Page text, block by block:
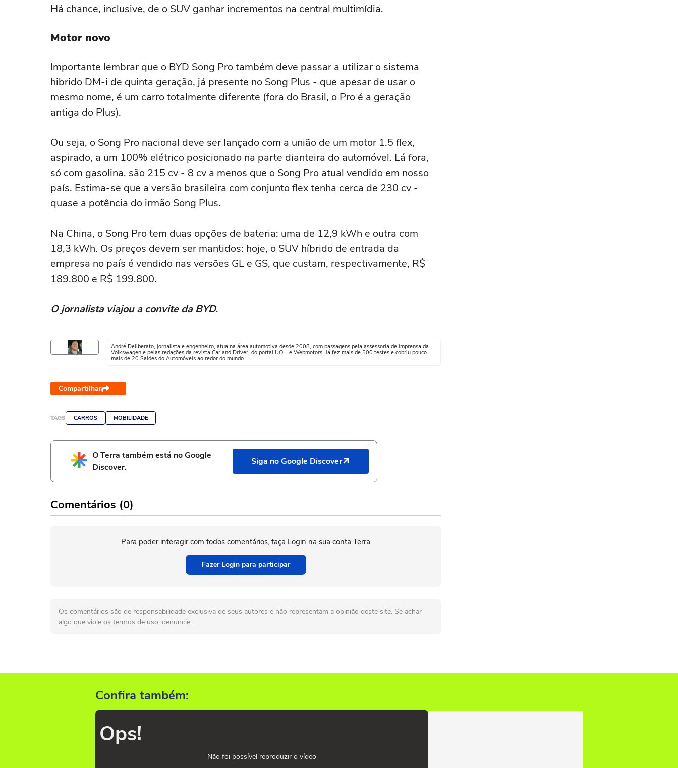
Há chance, inclusive, de o SUV ganhar incrementos na central multimídia.
Motor novo
Importante lembrar que o BYD Song Pro também deve passar a utilizar o sistema
hibrido DM-i de quinta geração, já presente no Song Plus - que apesar de usar o
mesmo nome, é um carro totalmente diferente (fora do Brasil, o Pro é a geração
antiga do Plus).
Ou seja, o Song Pro nacional deve ser lançado com a união de um motor 1.5 flex,
aspirado, a um 100% elétrico posicionado na parte dianteira do automóvel. Lá fora,
só com gasolina, são 215 cv - 8 cv a menos que o Song Pro atual vendido em nosso
país. Estima-se que a versão brasileira com conjunto flex tenha cerca de 230 cv -
quase a potência do irmão Song Plus.
Na China, o Song Pro tem duas opções de bateria: uma de 12,9 kWh e outra com
18,3 kWh. Os preços devem ser mantidos: hoje, o SUV híbrido de entrada da
empresa no país é vendido nas versões GL e GS, que custam, respectivamente, R$
189.800 e R$ 199.800.
O jornalista viajou a convite da BYD.
André Deliberato, jornalista e engenheiro, atua na área automotiva desde 2008, com passagens pela assessoria de imprensa da
Volkswagen e pelas redações da revista Car and Driver, do portal UOL, e Webmotors. Já fez mais de 500 testes e cobriu pouco
mais de 20 Salões do Automóveis ao redor do mundo.
Compartilhar
TAGS CARROS MOBILIDADE
O Terra também está no Google
Discover.
Siga no Google Discover
Comentários (0)
Para poder interagir com todos comentários, faça Login na sua conta Terra
Fazer Login para participar
Os comentários são de responsabilidade exclusiva de seus autores e não representam a opinião deste site. Se achar
algo que viole os termos de uso, denuncie.
Confira também:
Ops!
Não foi possível reproduzir o vídeo